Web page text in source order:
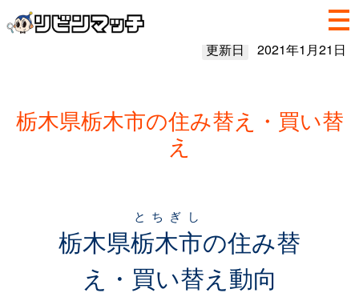
更新日 2021年1月21日
栃木県栃木市の住み替え・買い替
え
栃木県栃木市
とちぎし
の住み替
え・買い替え動向